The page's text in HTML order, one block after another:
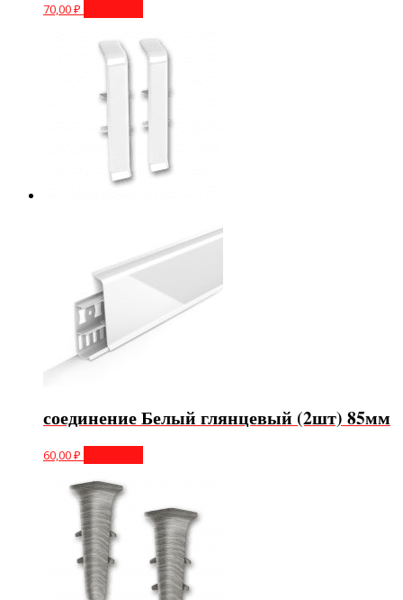
70,00₽
соединение Белый глянцевый (2шт) 85мм
60,00₽